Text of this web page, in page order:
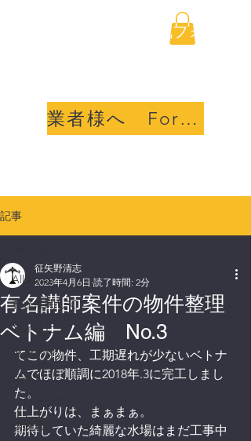
海外不動産取引透明化フォ
業者様へ For sellers
記事
All Posts
私達に関して
フィリピン
カンボジア
タイ
マレーシア
物件選び
有名講師案件の物件整理
ベトナム編 No.3
征矢野清志
2023年4月6日 読了時間: 2分
てこの物件、工期遅れが少ないベトナ
ムでほぼ順調に2018年.3に完工しまし
た。
仕上がりは、まぁまぁ。
期待していた綺麗な水場はまだ工事中